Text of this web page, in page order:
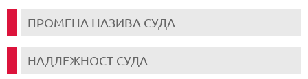
ПРОМЕНА НАЗИВА СУДА
НАДЛЕЖНОСТ СУДА